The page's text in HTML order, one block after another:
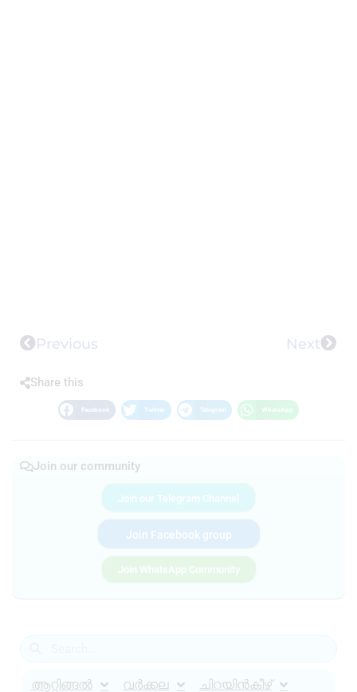
Previous Next
Share this
Facebook Twitter Telegram WhatsApp
Join our community
Join our Telegram Channel
Join Facebook group
Join WhatsApp Community
ആറ്റിങ്ങൽ വർക്കല ചിറയിൻകീഴ്